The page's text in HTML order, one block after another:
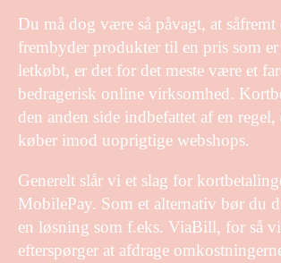
Du må dog være så påvagt, at
frembyder produkter til en pris som er
letkøbt, er det for det meste være et
bedragerisk online virksomhed.
den anden side indbefattet af en regel,
køber imod uoprigtige webshops.
Generelt slår vi et slag for
MobilePay. Som et alternativ bør du
en løsning som f.eks. ViaBill, for så
efterspørger at afdrage